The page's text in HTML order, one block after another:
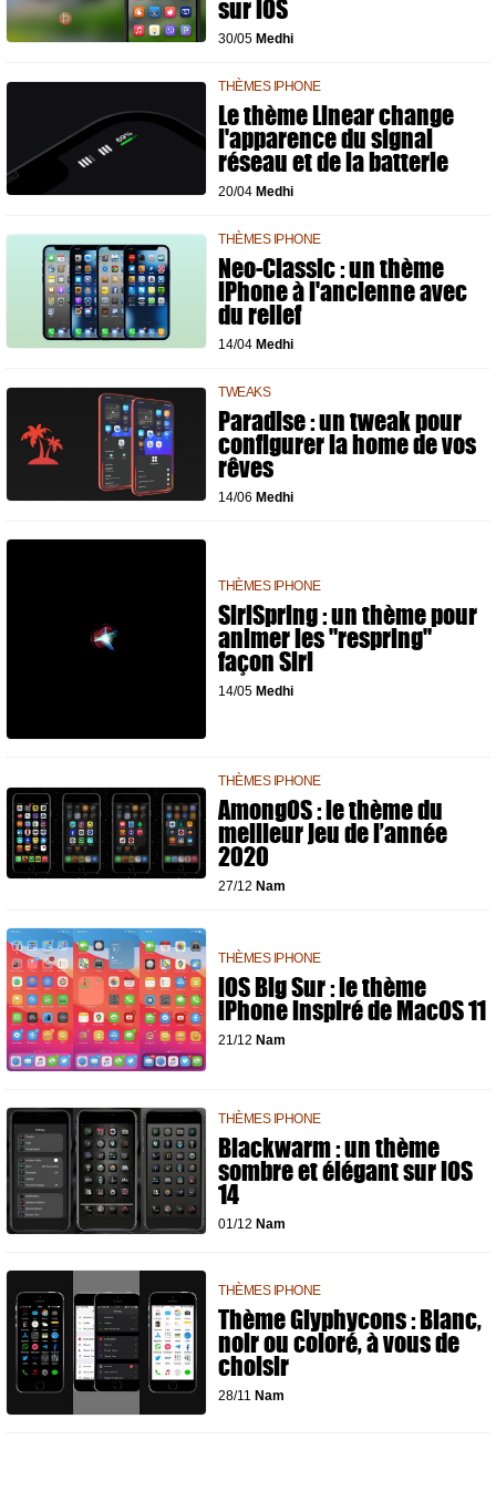
sur iOS
30/05 Medhi
THÈMES IPHONE
Le thème Linear change
l'apparence du signal
réseau et de la batterie
20/04 Medhi
THÈMES IPHONE
Neo-Classic : un thème
iPhone à l'ancienne avec
du relief
14/04 Medhi
TWEAKS
Paradise : un tweak pour
configurer la home de vos
rêves
14/06 Medhi
THÈMES IPHONE
SiriSpring : un thème pour
animer les "respring"
façon Siri
14/05 Medhi
THÈMES IPHONE
AmongOS : le thème du
meilleur jeu de l’année
2020
27/12 Nam
THÈMES IPHONE
iOS Big Sur : le thème
iPhone inspiré de MacOS 11
21/12 Nam
THÈMES IPHONE
Blackwarm : un thème
sombre et élégant sur iOS
14
01/12 Nam
THÈMES IPHONE
Thème Glyphycons : Blanc,
noir ou coloré, à vous de
choisir
28/11 Nam